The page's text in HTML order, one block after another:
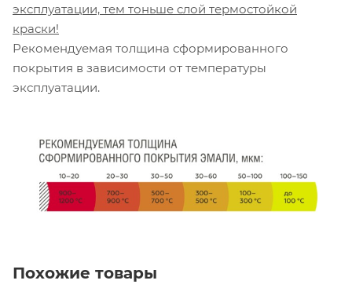
эксплуатации, тем тоньше слой термостойкой
краски!
Рекомендуемая толщина сформированного
покрытия в зависимости от температуры
эксплуатации.
Похожие товары